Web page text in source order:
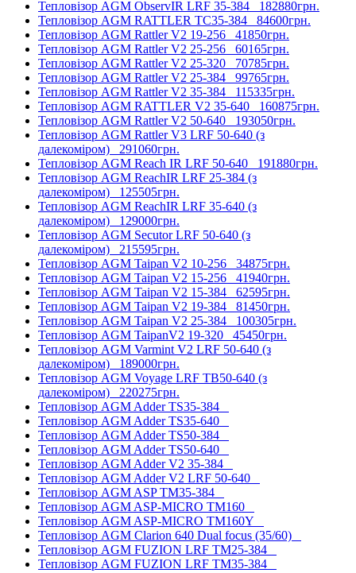
Тепловізор AGM ObservIR LRF 35-384 182880грн.
Тепловізор AGM RATTLER TC35-384 84600грн.
Тепловізор AGM Rattler V2 19-256 41850грн.
Тепловізор AGM Rattler V2 25-256 60165грн.
Тепловізор AGM Rattler V2 25-320 70785грн.
Тепловізор AGM Rattler V2 25-384 99765грн.
Тепловізор AGM Rattler V2 35-384 115335грн.
Тепловізор AGM RATTLER V2 35-640 160875грн.
Тепловізор AGM Rattler V2 50-640 193050грн.
Тепловізор AGM Rattler V3 LRF 50-640 (з
далекоміром) 291060грн.
Тепловізор AGM Reach IR LRF 50-640 191880грн.
Тепловізор AGM ReachIR LRF 25-384 (з
далекоміром) 125505грн.
Тепловізор AGM ReachIR LRF 35-640 (з
далекоміром) 129000грн.
Тепловізор AGM Secutor LRF 50-640 (з
далекоміром) 215595грн.
Тепловізор AGM Taipan V2 10-256 34875грн.
Тепловізор AGM Taipan V2 15-256 41940грн.
Тепловізор AGM Taipan V2 15-384 62595грн.
Тепловізор AGM Taipan V2 19-384 81450грн.
Тепловізор AGM Taipan V2 25-384 100305грн.
Тепловізор AGM TaipanV2 19-320 45450грн.
Тепловізор AGM Varmint V2 LRF 50-640 (з
далекоміром) 189000грн.
Тепловізор AGM Voyage LRF TB50-640 (з
далекоміром) 220275грн.
Тепловізор AGM Adder TS35-384
Тепловізор AGM Adder TS35-640
Тепловізор AGM Adder TS50-384
Тепловізор AGM Adder TS50-640
Тепловізор AGM Adder V2 35-384
Тепловізор AGM Adder V2 LRF 50-640
Тепловізор AGM ASP TM35-384
Тепловізор AGM ASP-MICRO TM160
Тепловізор AGM ASP-MICRO TM160Y
Тепловізор AGM Clarion 640 Dual focus (35/60)
Тепловізор AGM FUZION LRF TM25-384
Тепловізор AGM FUZION LRF TM35-384